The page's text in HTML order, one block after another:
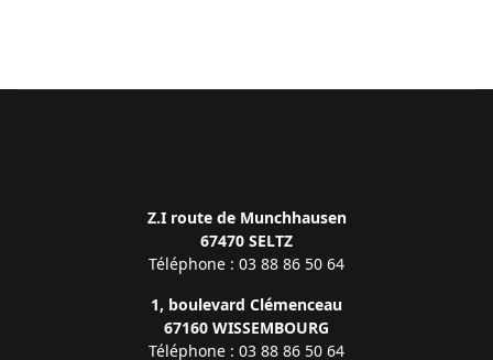
Z.I route de Munchhausen
67470 SELTZ
Téléphone : 03 88 86 50 64
1, boulevard Clémenceau
67160 WISSEMBOURG
Téléphone : 03 88 86 50 64